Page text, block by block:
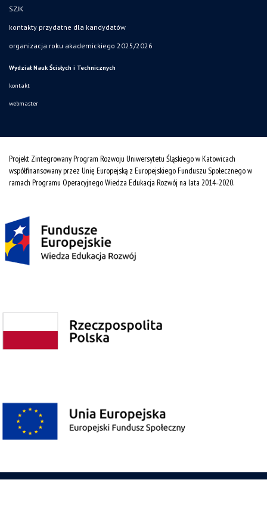
SZJK
kontakty przydatne dla kandydatów
organizacja roku akademickiego 2025/2026
Wydział Nauk Ścisłych i Technicznych
kontakt
webmaster
Projekt Zintegrowany Program Rozwoju Uniwersytetu Śląskiego w Katowicach
współfinansowany przez Unię Europejską z Europejskiego Funduszu Społecznego w
ramach Programu Operacyjnego Wiedza Edukacja Rozwój na lata 2014˗2020.